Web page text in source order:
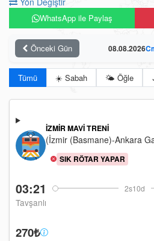
WhatsApp ile Paylaş
Önceki Gün 08.08.2026
Tümü ☀️ Sabah 🌤️ Öğle
03:21 2s10d
Tavşanlı
İZMIR MAVI TRENI
(İzmir (Basmane)-Ankara
SIK RÖTAR YAPAR
270₺